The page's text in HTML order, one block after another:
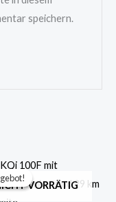
speichern.
VORRÄTIG
Ursprünglicher
Preis
war:
ist: